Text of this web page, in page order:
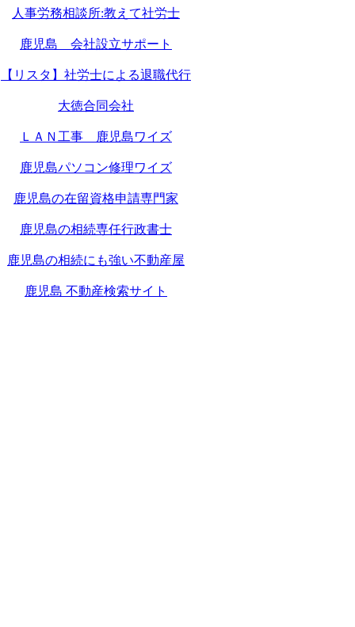
人事労務相談所:教えて社労士
鹿児島 会社設立サポート
【リスタ】社労士による退職代行
大徳合同会社
ＬＡＮ工事 鹿児島ワイズ
鹿児島パソコン修理ワイズ
鹿児島の在留資格申請専門家
鹿児島の相続専任行政書士
鹿児島の相続にも強い不動産屋
鹿児島 不動産検索サイト